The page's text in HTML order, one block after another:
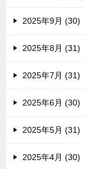
2025年9月 (30)
2025年8月 (31)
2025年7月 (31)
2025年6月 (30)
2025年5月 (31)
2025年4月 (30)